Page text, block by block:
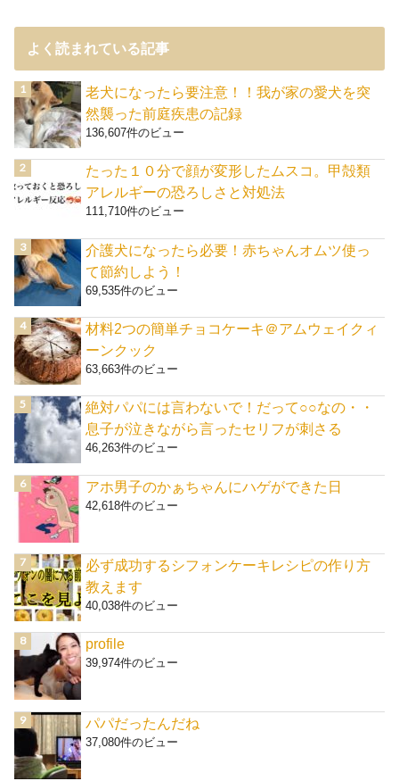
よく読まれている記事
老犬になったら要注意！！我が家の愛犬を突
然襲った前庭疾患の記録
136,607件のビュー
たった１０分で顔が変形したムスコ。甲殻類
アレルギーの恐ろしさと対処法
111,710件のビュー
介護犬になったら必要！赤ちゃんオムツ使っ
て節約しよう！
69,535件のビュー
材料2つの簡単チョコケーキ＠アムウェイクィ
ーンクック
63,663件のビュー
絶対パパには言わないで！だって○○なの・・
息子が泣きながら言ったセリフが刺さる
46,263件のビュー
アホ男子のかぁちゃんにハゲができた日
42,618件のビュー
必ず成功するシフォンケーキレシピの作り方
教えます
40,038件のビュー
profile
39,974件のビュー
パパだったんだね
37,080件のビュー